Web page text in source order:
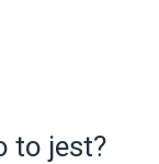
to jest?